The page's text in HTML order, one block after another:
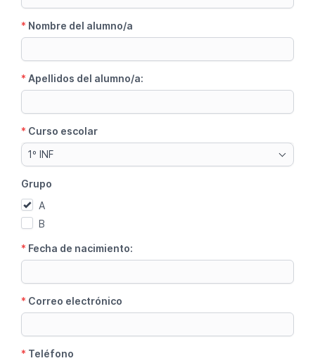
* Nombre del alumno/a
* Apellidos del alumno/a:
* Curso escolar
1º INF
Grupo
A
B
* Fecha de nacimiento:
* Correo electrónico
* Teléfono